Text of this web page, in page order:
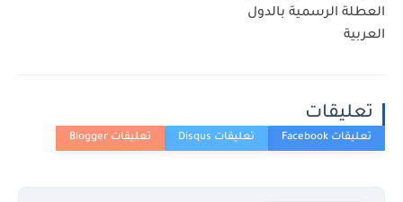
العطلة الرسمية بالدول
العربية
تعليقات